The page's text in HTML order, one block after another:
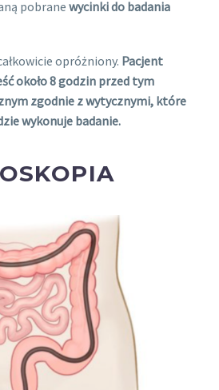
pobrane wycinki do badania
opróżniony. Pacjent
około 8 godzin przed tym
zgodnie z wytycznymi, które
wykonuje badanie.